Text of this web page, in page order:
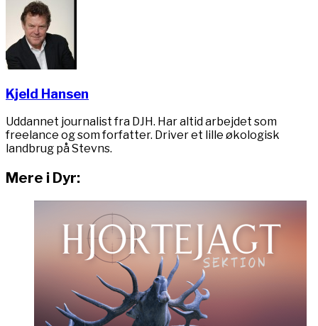
Kjeld Hansen
Uddannet journalist fra DJH. Har altid arbejdet som
freelance og som forfatter. Driver et lille økologisk
landbrug på Stevns.
Mere i Dyr: